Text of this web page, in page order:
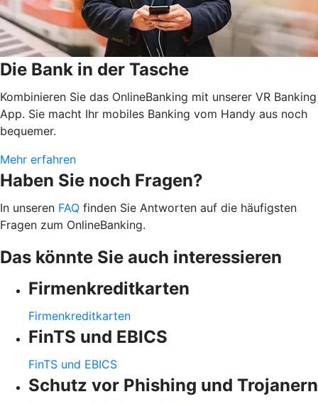
Die Bank in der Tasche
Kombinieren Sie das OnlineBanking mit unserer VR Banking
App. Sie macht Ihr mobiles Banking vom Handy aus noch
bequemer.
Mehr erfahren
Haben Sie noch Fragen?
In unseren FAQ finden Sie Antworten auf die häufigsten
Fragen zum OnlineBanking.
Das könnte Sie auch interessieren
Firmenkreditkarten
Firmenkreditkarten
FinTS und EBICS
FinTS und EBICS
Schutz vor Phishing und Trojanern